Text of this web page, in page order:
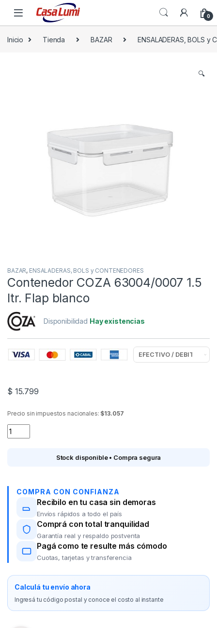
0
Inicio Tienda BAZAR ENSALADERAS, BOLS y
🔍
BAZAR, ENSALADERAS, BOLS y CONTENEDORES
Contenedor COZA 63004/0007 1.5
ltr. Flap blanco
Disponibilidad Hay existencias
$ 15.799
Precio sin impuestos nacionales: $13.057
Contenedor COZA 63004/0007 1.5 ltr. Flap blanco quantity
Stock disponible • Compra segura
COMPRA CON CONFIANZA
Recibilo en tu casa sin demoras
Envíos rápidos a todo el país
Comprá con total tranquilidad
Garantía real y respaldo postventa
Pagá como te resulte más cómodo
Cuotas, tarjetas y transferencia
Calculá tu envío ahora
Ingresá tu código postal y conoce el costo al instante